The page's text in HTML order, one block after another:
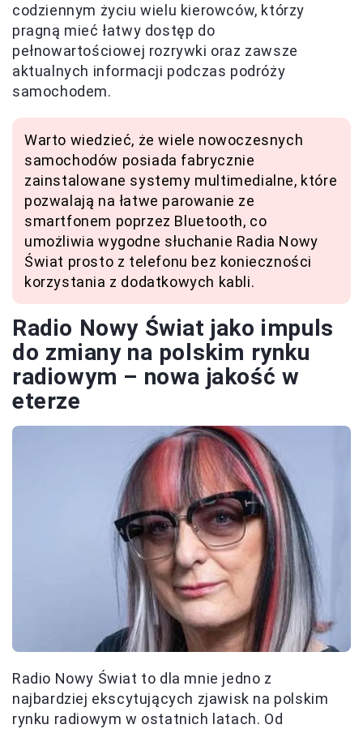
codziennym życiu wielu kierowców, którzy
pragną mieć łatwy dostęp do
pełnowartościowej rozrywki oraz zawsze
aktualnych informacji podczas podróży
samochodem.
Warto wiedzieć, że wiele nowoczesnych
samochodów posiada fabrycznie
zainstalowane systemy multimedialne, które
pozwalają na łatwe parowanie ze
smartfonem poprzez Bluetooth, co
umożliwia wygodne słuchanie Radia Nowy
Świat prosto z telefonu bez konieczności
korzystania z dodatkowych kabli.
Radio Nowy Świat jako impuls
do zmiany na polskim rynku
radiowym – nowa jakość w
eterze
Radio Nowy Świat to dla mnie jedno z
najbardziej ekscytujących zjawisk na polskim
rynku radiowym w ostatnich latach. Od